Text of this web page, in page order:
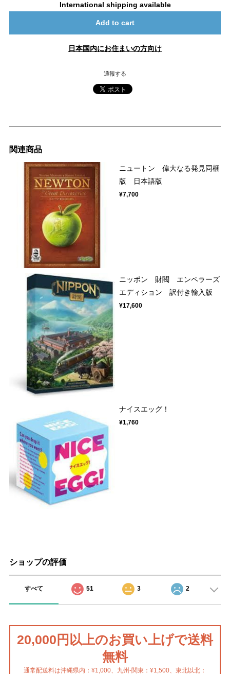
International shipping available
Add to cart
日本国内にお住まいの方向け
通報する
関連商品
ニュートン 偉大なる発見同梱
版 日本語版
¥7,700
ニッポン 財閥 エンペラーズ
エディション 訳付き輸入版
¥17,600
ナイスエッグ！
¥1,760
ショップの評価
すべて 51 3 2
20,000円以上のお買い上げで送料
無料
通常配送料は沖縄県内：¥1,000、九州-関東：¥1,500、東北以北：